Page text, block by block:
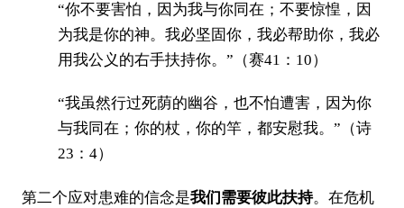
“你不要害怕，因为我与你同在；不要惊惶，因
为我是你的神。我必坚固你，我必帮助你，我必
用我公义的右手扶持你。”（赛41：10）
“我虽然行过死荫的幽谷，也不怕遭害，因为你
与我同在；你的杖，你的竿，都安慰我。”（诗
23：4）
第二个应对患难的信念是我们需要彼此扶持。在危机